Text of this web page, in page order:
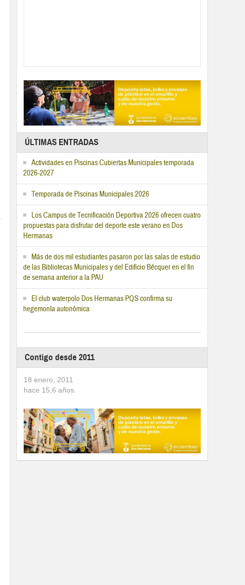
ÚLTIMAS ENTRADAS
Actividades en Piscinas Cubiertas Municipales temporada
2026-2027
Temporada de Piscinas Municipales 2026
Los Campus de Tecnificación Deportiva 2026 ofrecen cuatro
propuestas para disfrutar del deporte este verano en Dos
Hermanas
Más de dos mil estudiantes pasaron por las salas de estudio
de las Bibliotecas Municipales y del Edificio Bécquer en el fin
de semana anterior a la PAU
El club waterpolo Dos Hermanas PQS confirma su
hegemonía autonómica
Contigo desde 2011
18 enero, 2011
hace 15,6 años.